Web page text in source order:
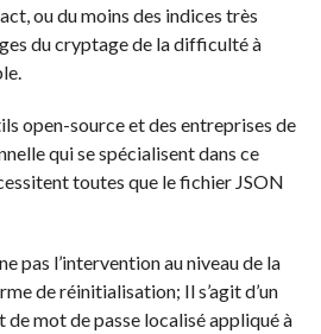
ou du moins des indices très
du cryptage de la difficulté à
open-source et des entreprises de
qui se spécialisent dans ce
toutes que le fichier JSON
pas l’intervention au niveau de la
de réinitialisation; Il s’agit d’un
mot de passe localisé appliqué à